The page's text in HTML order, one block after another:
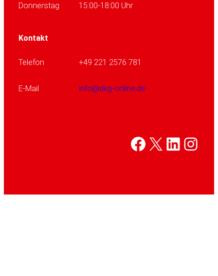
Donnerstag 15:00-18:00 Uhr
Kontakt
Telefon +49 221 2576 781
E-Mail info@dkg-online.de
Facebook
X